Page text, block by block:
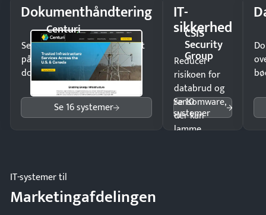
Dokumenthåndtering
Centuri
Send kontrakter til underskrift
på minutter og mist ingen
dokumenter.
Se 16 systemer
IT-
sikkerhed
CSIS
Security
Group
Reducer
risikoen for
databrud og
ransomware,
der kan
lamme
Se 10
systemer
IT-systemer til
Marketingafdelingen